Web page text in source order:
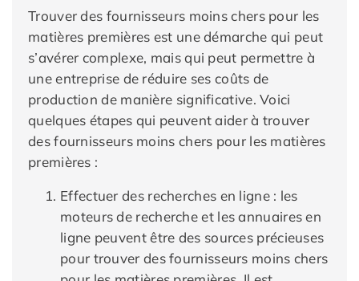
Trouver des fournisseurs moins chers pour les
matières premières est une démarche qui peut
s’avérer complexe, mais qui peut permettre à
une entreprise de réduire ses coûts de
production de manière significative. Voici
quelques étapes qui peuvent aider à trouver
des fournisseurs moins chers pour les matières
premières :
Effectuer des recherches en ligne : les
moteurs de recherche et les annuaires en
ligne peuvent être des sources précieuses
pour trouver des fournisseurs moins chers